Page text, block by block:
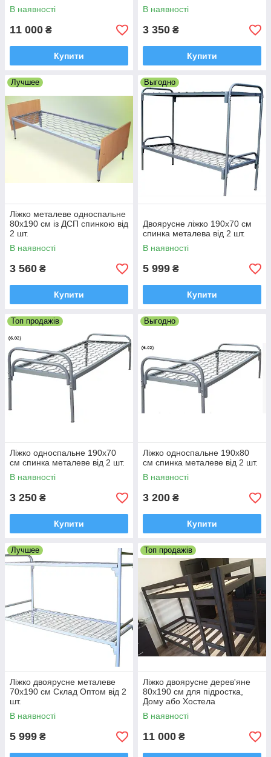
В наявності
11 000 ₴
Купити
В наявності
3 350 ₴
Купити
Лучшее
Ліжко металеве односпальне
80х190 см із ДСП спинкою від
2 шт.
В наявності
3 560 ₴
Купити
Выгодно
Двоярусне ліжко 190х70 см
спинка металева від 2 шт.
В наявності
5 999 ₴
Купити
Топ продажів
Ліжко односпальне 190х70
см спинка металеве від 2 шт.
В наявності
3 250 ₴
Купити
Выгодно
Ліжко односпальне 190х80
см спинка металеве від 2 шт.
В наявності
3 200 ₴
Купити
Лучшее
Ліжко двоярусне металеве
70х190 см Склад Оптом від 2
шт.
В наявності
5 999 ₴
Топ продажів
Ліжко двоярусне дерев'яне
80х190 см для підростка,
Дому або Хостела
В наявності
11 000 ₴